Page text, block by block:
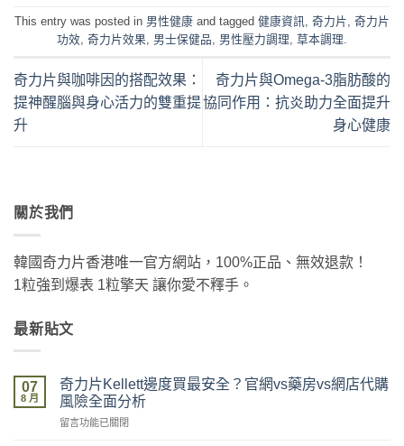
This entry was posted in 男性健康 and tagged 健康資訊, 奇力片, 奇力片
功效, 奇力片效果, 男士保健品, 男性壓力調理, 草本調理.
奇力片與咖啡因的搭配效果：
提神醒腦與身心活力的雙重提
升
奇力片與Omega-3脂肪酸的
協同作用：抗炎助力全面提升
身心健康
關於我們
韓國奇力片香港唯一官方網站，100%正品、無效退款！
1粒強到爆表 1粒擎天 讓你愛不釋手。
最新貼文
07
8 月
奇力片Kellett邊度買最安全？官網vs藥房vs網店代購
風險全面分析
在
留言功能已關閉